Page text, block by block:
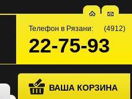
Телефон в Рязани: (4912)
22-75-93
ВАША КОРЗИНА